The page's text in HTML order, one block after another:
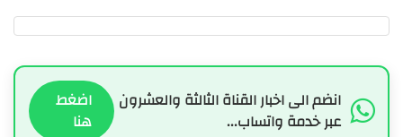
انضم الى اخبار القناة الثالثة والعشرون
عبر خدمة واتساب...
اضغط
هنا